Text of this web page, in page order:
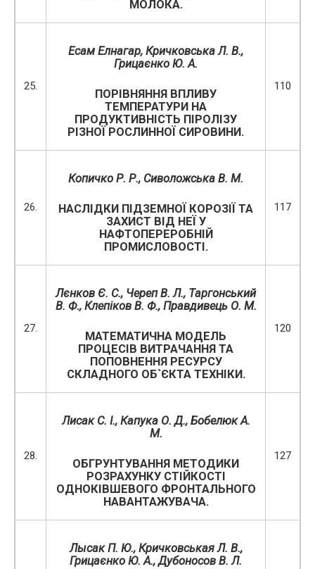
МОЛОКА.
25.
Есам Елнагар, Кричковська Л. В.,
Грицаєнко Ю. А.
ПОРІВНЯННЯ ВПЛИВУ
ТЕМПЕРАТУРИ НА
ПРОДУКТИВНІСТЬ ПІРОЛІЗУ
РІЗНОЇ РОСЛИННОЇ СИРОВИНИ.
110
26.
Копичко Р. Р., Сиволожська В. М.
НАСЛІДКИ ПІДЗЕМНОЇ КОРОЗІЇ ТА
ЗАХИСТ ВІД НЕЇ У
НАФТОПЕРЕРОБНІЙ
ПРОМИСЛОВОСТІ.
117
27.
Лєнков Є. С., Череп В. Л., Таргонський
В. Ф., Клепіков В. Ф., Правдивець О. М.
МАТЕМАТИЧНА МОДЕЛЬ
ПРОЦЕСІВ ВИТРАЧАННЯ ТА
ПОПОВНЕННЯ РЕСУРСУ
СКЛАДНОГО ОБ`ЄКТА ТЕХНІКИ.
120
28.
Лисак С. І., Капука О. Д., Бобелюк А.
М.
ОБГРУНТУВАННЯ МЕТОДИКИ
РОЗРАХУНКУ СТІЙКОСТІ
ОДНОКІВШЕВОГО ФРОНТАЛЬНОГО
НАВАНТАЖУВАЧА.
127
Лысак П. Ю., КричковськаяЛ. В.,
Грицаєнко Ю. А., Дубоносов В. Л.